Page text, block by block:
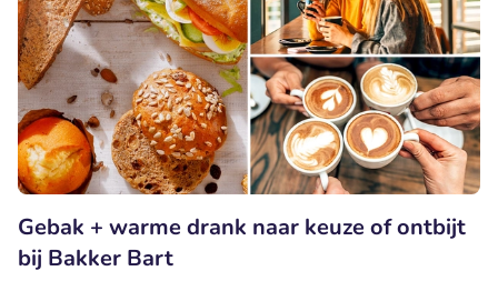
Gebak + warme drank naar keuze of ontbijt
bij Bakker Bart